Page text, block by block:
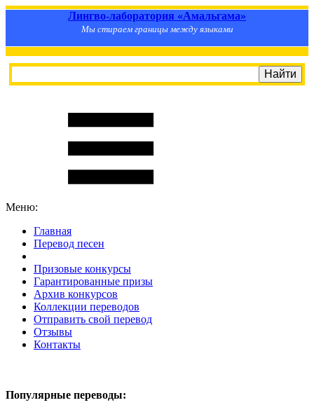
Лингво-лаборатория «Амальгама»
Мы стираем границы между языками
Меню:
Главная
Перевод песен
Призовые конкурсы
Гарантированные призы
Архив конкурсов
Коллекции переводов
Отправить свой перевод
Отзывы
Контакты
Популярные переводы: